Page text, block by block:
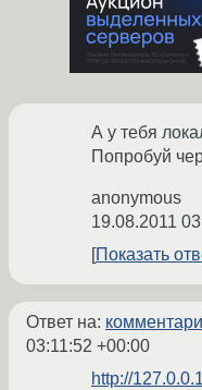
А у тебя
Попробуй
anonymous
19.08.2011
Показать
Ответ на:
03:11:52 +00:00
http://